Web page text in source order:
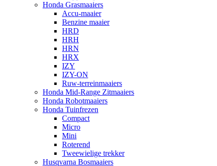
Honda Grasmaaiers
Accu-maaier
Benzine maaier
HRD
HRH
HRN
HRX
IZY
IZY-ON
Ruw-terreinmaaiers
Honda Mid-Range Zitmaaiers
Honda Robotmaaiers
Honda Tuinfrezen
Compact
Micro
Mini
Roterend
Tweewielige trekker
Husqvarna Bosmaaiers